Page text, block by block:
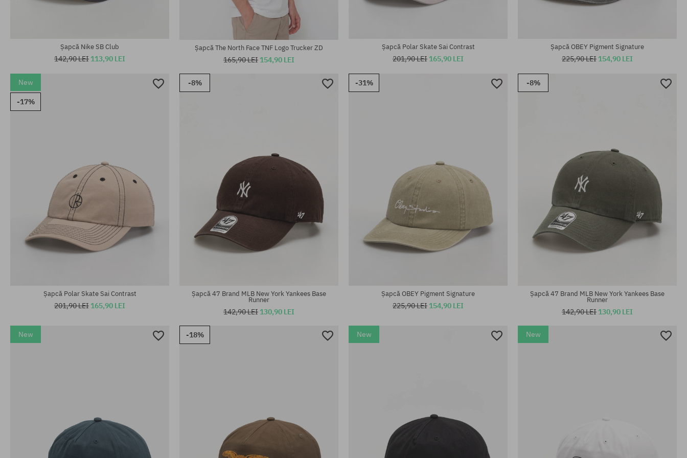
Șapcă Nike SB Club
142,90 LEI 113,90 LEI
Șapcă The North Face TNF Logo Trucker ZD
165,90 LEI 154,90 LEI
Șapcă Polar Skate Sai Contrast
201,90 LEI 165,90 LEI
Șapcă OBEY Pigment Signature
225,90 LEI 154,90 LEI
New
-17%
Șapcă Polar Skate Sai Contrast
201,90 LEI 165,90 LEI
-8%
Șapcă 47 Brand MLB New York Yankees Base
Runner
142,90 LEI 130,90 LEI
-31%
Șapcă OBEY Pigment Signature
225,90 LEI 154,90 LEI
-8%
Șapcă 47 Brand MLB New York Yankees Base
Runner
142,90 LEI 130,90 LEI
New -18% New New